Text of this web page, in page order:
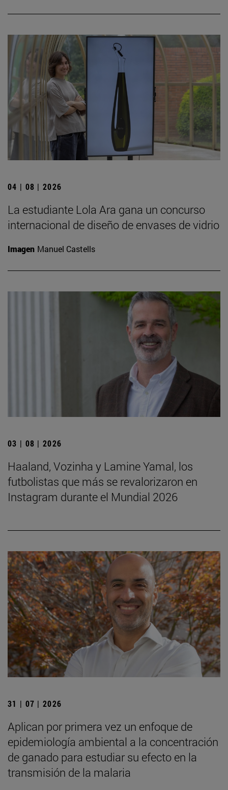
04 | 08 | 2026
La estudiante Lola Ara gana un concurso
internacional de diseño de envases de vidrio
Imagen Manuel Castells
03 | 08 | 2026
Haaland, Vozinha y Lamine Yamal, los
futbolistas que más se revalorizaron en
Instagram durante el Mundial 2026
31 | 07 | 2026
Aplican por primera vez un enfoque de
epidemiología ambiental a la concentración
de ganado para estudiar su efecto en la
transmisión de la malaria